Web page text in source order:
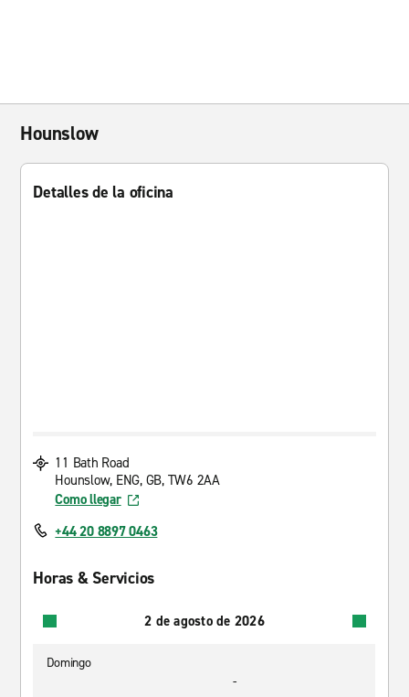
Hounslow
Detalles de la oficina
11 Bath Road
Hounslow, ENG, GB, TW6 2AA
Como llegar
+44 20 8897 0463
Horas & Servicios
2 de agosto de 2026
Domingo
-